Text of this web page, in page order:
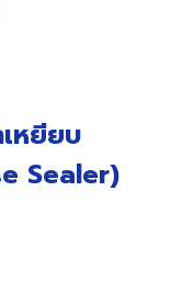
หยียบ
Sealer)